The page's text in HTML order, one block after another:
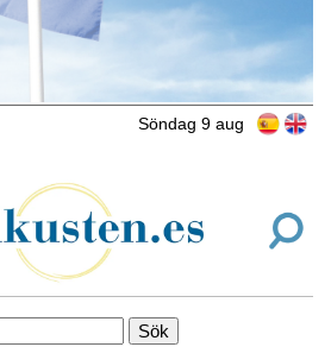
Söndag 9 aug